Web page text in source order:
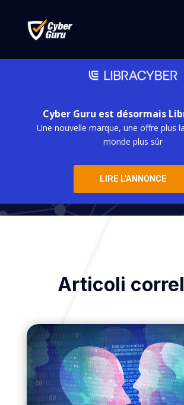
Cyber Guru est désormais
Une nouvelle marque, une offre plus
monde plus sûr
LIRE L'ANNONCE
Cyber Guru
Articoli